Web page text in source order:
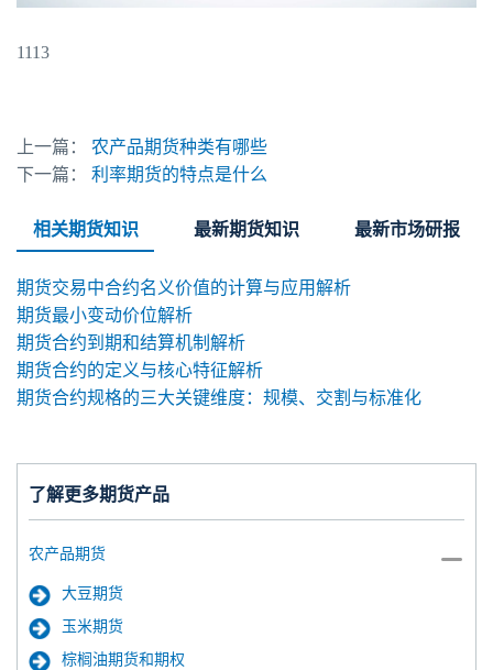
了解更多期货产品
农产品期货
大豆期货
玉米期货
棕榈油期货和期权
1113
上一篇：
农产品期货种类有哪些
下一篇：
利率期货的特点是什么
相关期货知识 最新期货知识 最新市场研报
期货交易中合约名义价值的计算与应用解析
期货最小变动价位解析
期货合约到期和结算机制解析
期货合约的定义与核心特征解析
期货合约规格的三大关键维度：规模、交割与标准化